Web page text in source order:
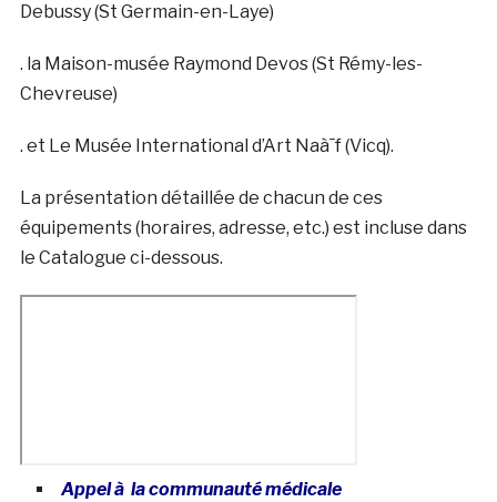
Debussy (St Germain-en-Laye)
. la Maison-musée Raymond Devos (St Rémy-les-
Chevreuse)
. et Le Musée International d’Art Naà¯f (Vicq).
La présentation détaillée de chacun de ces
équipements (horaires, adresse, etc.) est incluse dans
le Catalogue ci-dessous.
Appel à la communauté médicale